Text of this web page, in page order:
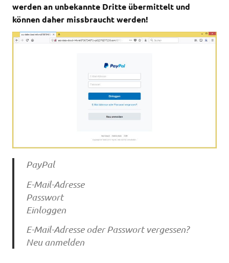
werden an unbekannte Dritte übermittelt und
können daher missbraucht werden!
PayPal
E-Mail-Adresse
Passwort
Einloggen
E-Mail-Adresse oder Passwort vergessen?
Neu anmelden